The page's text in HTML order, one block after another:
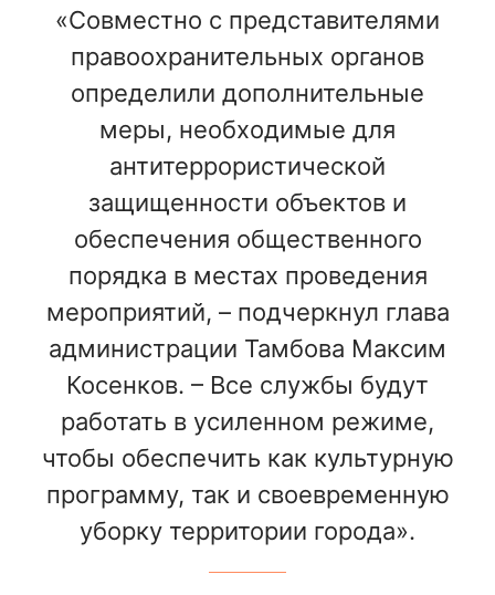
«Совместно с представителями
правоохранительных органов
определили дополнительные
меры, необходимые для
антитеррористической
защищенности объектов и
обеспечения общественного
порядка в местах проведения
мероприятий, – подчеркнул глава
администрации Тамбова Максим
Косенков. – Все службы будут
работать в усиленном режиме,
чтобы обеспечить как культурную
программу, так и своевременную
уборку территории города».